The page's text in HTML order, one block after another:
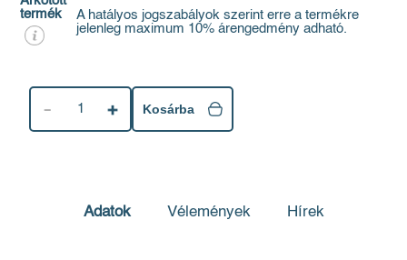
termék
A hatályos jogszabályok szerint erre a termékre
jelenleg maximum 10% árengedmény adható.
1 Kosárba
Adatok Vélemények Hírek